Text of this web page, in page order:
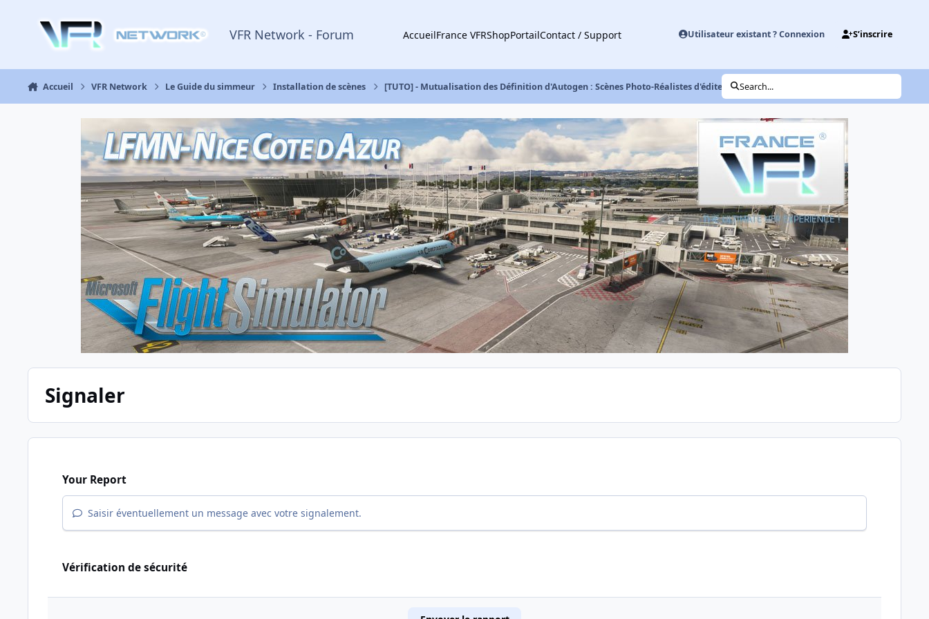
VFR Network - Forum AccueilFrance VFRShopPortailContact / Support Utilisateur existant ? Connexion S’inscrire
Accueil VFR Network Le Guide du simmeur Installation de scènes [TUTO] - Mutualisation des Définition d'Autogen : Scènes Photo-Réalistes d'éditeurs différents
Search...
Signaler
Your Report
Saisir éventuellement un message avec votre signalement.
Vérification de sécurité